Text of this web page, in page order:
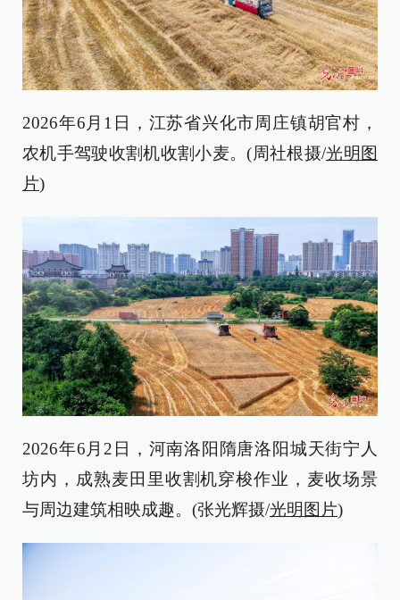
2026年6月1日，江苏省兴化市周庄镇胡官村，
农机手驾驶收割机收割小麦。(周社根摄/光明图
片)
2026年6月2日，河南洛阳隋唐洛阳城天街宁人
坊内，成熟麦田里收割机穿梭作业，麦收场景
与周边建筑相映成趣。(张光辉摄/光明图片)